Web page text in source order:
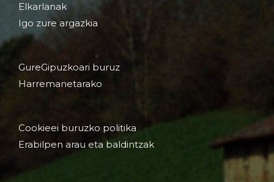
Elkarlanak
Igo zure argazkia
GureGipuzkoari buruz
Harremanetarako
Cookieei buruzko politika
Erabilpen arau eta baldintzak